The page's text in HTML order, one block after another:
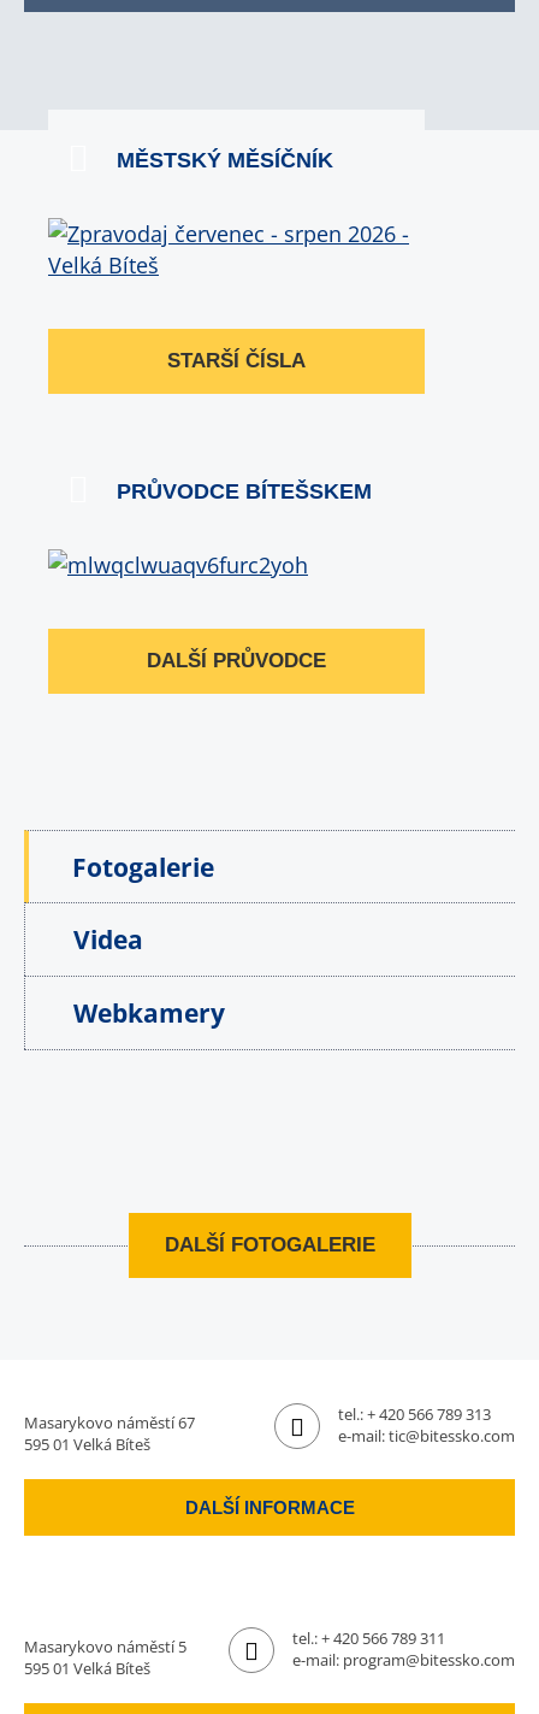
MĚSTSKÝ MĚSÍČNÍK
STARŠÍ ČÍSLA
PRŮVODCE BÍTEŠSKEM
DALŠÍ PRŮVODCE
Fotogalerie
Videa
Webkamery
DALŠÍ FOTOGALERIE
Masarykovo náměstí 67
595 01 Velká Bíteš
tel.:+ 420 566 789 313
e-mail:tic@bitessko.com
DALŠÍ INFORMACE
Masarykovo náměstí 5
595 01 Velká Bíteš
tel.:+ 420 566 789 311
e-mail: program@bitessko.com